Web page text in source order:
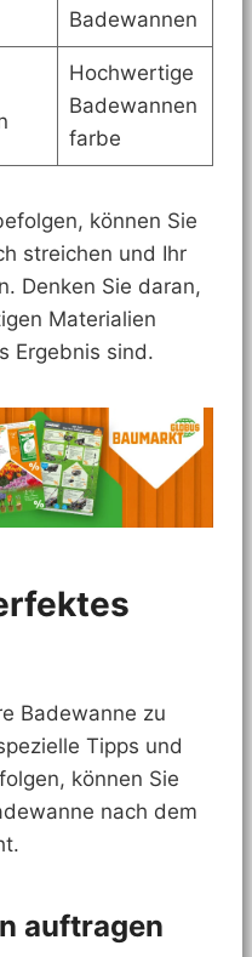
Badewannen
Hochwertige
Badewannen
farbe
können Sie
streichen und Ihr
Denken Sie daran,
Materialien
Ergebnis sind.
Badewanne zu
Tipps und
können Sie
nach dem
auftragen